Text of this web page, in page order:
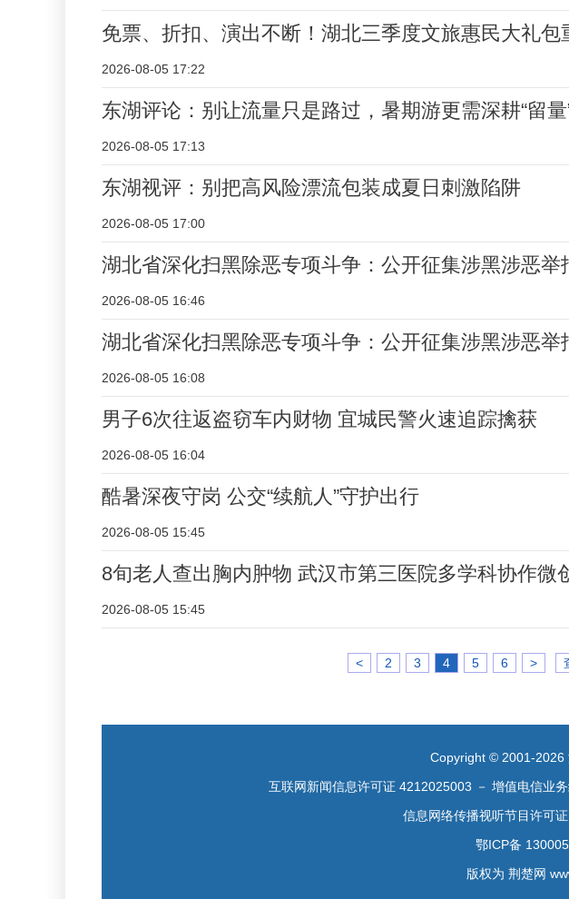
免票、折扣、演出不断！湖北三季度文旅惠民大礼包
2026-08-05 17:22
东湖评论：别让流量只是路过，暑期游更需深耕“留量
2026-08-05 17:13
东湖视评：别把高风险漂流包装成夏日刺激陷阱
2026-08-05 17:00
湖北省深化扫黑除恶专项斗争：公开征集涉黑涉恶举
2026-08-05 16:46
湖北省深化扫黑除恶专项斗争：公开征集涉黑涉恶举
2026-08-05 16:08
男子6次往返盗窃车内财物 宜城民警火速追踪擒获
2026-08-05 16:04
酷暑深夜守岗 公交“续航人”守护出行
2026-08-05 15:45
8旬老人查出胸内肿物 武汉市第三医院多学科协作微
2026-08-05 15:45
< 2 3 4 5 6 >
Copyright © 2001-2026
互联网新闻信息许可证 4212025003 － 增值电信业
信息网络传播视听节目许可
鄂ICP备
版权为 荆楚网